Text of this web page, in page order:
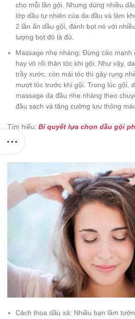
cho mỗi lần gội. Nhưng dùng nhiều
lớp dầu tự nhiên của da đầu và làm
2 lần ấn dầu gội, đánh bọt nó với
lượng bọt đó là đủ.
Massage nhẹ nhàng: Đừng cào mạnh
hay vò rối thân tóc khi gội. Như vậy,
trầy xước, còn mái tóc thì gãy rụng
mượt tóc trước khi gội. Trong lúc gội,
massage da đầu nhẹ nhàng theo
đầu sạch và tăng cường lưu thông
Tìm hiểu: Bí quyết lựa chọn dầu gội
Cách thoa dầu xả: Nhiều bạn lầm